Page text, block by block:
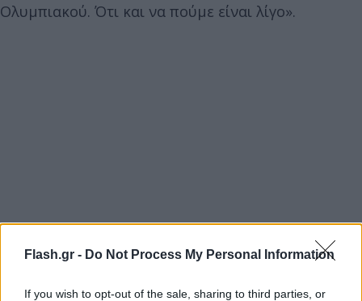
Flash.gr - Do Not Process My Personal Information
If you wish to opt-out of the sale, sharing to third parties, or
Ολυμπιακού. Ότι και να πούμε είναι λίγο».